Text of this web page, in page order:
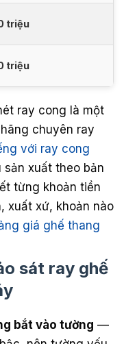
triệu
triệu
ray cong là một
chuyên ray
với ray cong
sản xuất theo bản
từng khoản tiền
xuất xứ, khoản nào
giá ghế thang
sát ray ghế
bắt vào tường —